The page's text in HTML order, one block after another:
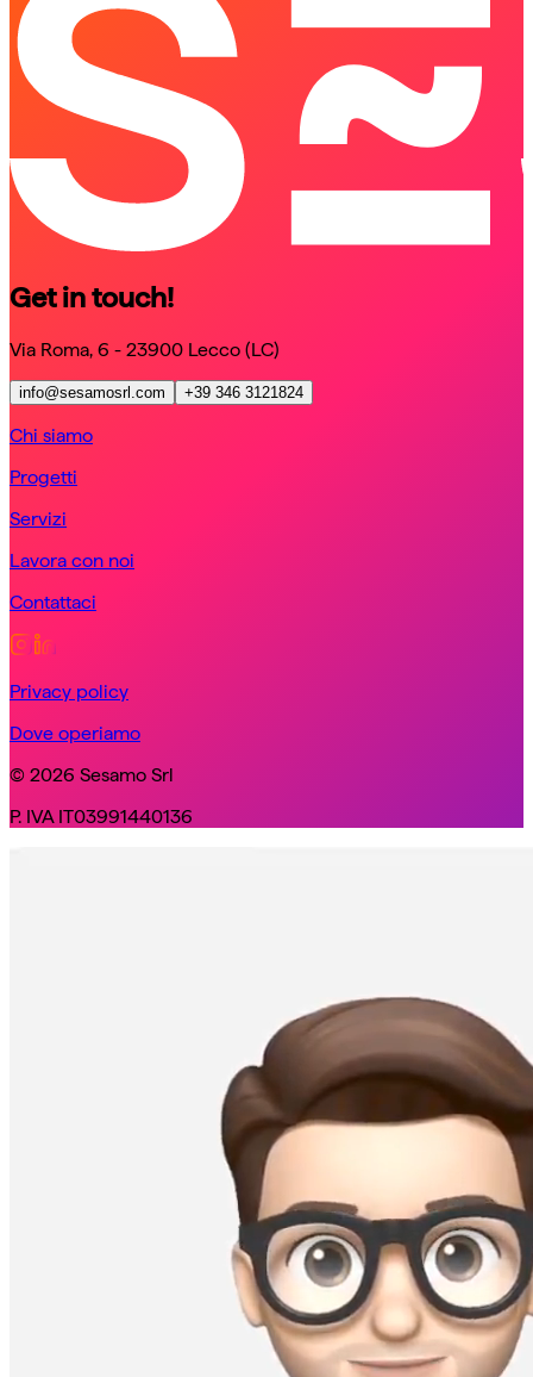
schedule a call
Get in touch!
Via Roma, 6 - 23900 Lecco (LC)
info@sesamosrl.com +39 346 3121824
Chi siamo
Progetti
Servizi
Lavora con noi
Contattaci
Privacy policy
Dove operiamo
© 2026 Sesamo Srl
P. IVA IT03991440136